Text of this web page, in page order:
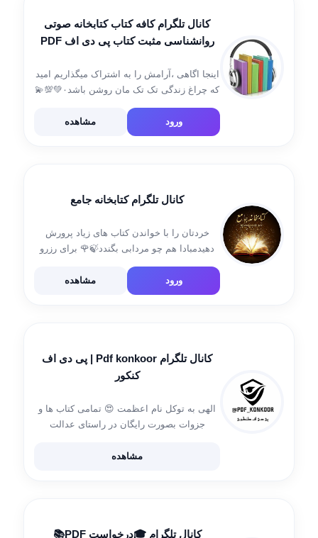
کانال تلگرام کافه کتاب کتابخانه صوتی
روانشناسی مثبت کتاب پی دی اف PDF
اینجا اگاهی ،آرامش را به اشتراک میگذاریم امید
که چراغ زندگی تک تک مان روشن باشد۰💚💯💫
https://instagram.com/sara888.7
igshid=ZDdkNTZiNTM=
ورود مشاهده
کانال تلگرام کتابخانه جامع
خردتان را با خواندن کتاب های زیاد پرورش
دهیدمبادا هم چو مردابی بگندد🍃🌹 برای رزرو
https://t.me/+Fv59USVMQ482MTA0 با سلام
دوستان به کتابخانه جامع بپوندید
ورود مشاهده
کانال تلگرام Pdf konkoor | پی دی اف
کنکور
الهی به توکل نام اعظمت 😍 تمامی کتاب ها و
جزوات بصورت رایگان در راستای عدالت
کتاب های کمک درسی، نمونه سوالات و…) ❤
مشاهده
کانال تلگرام 🎓درخواست PDF📚